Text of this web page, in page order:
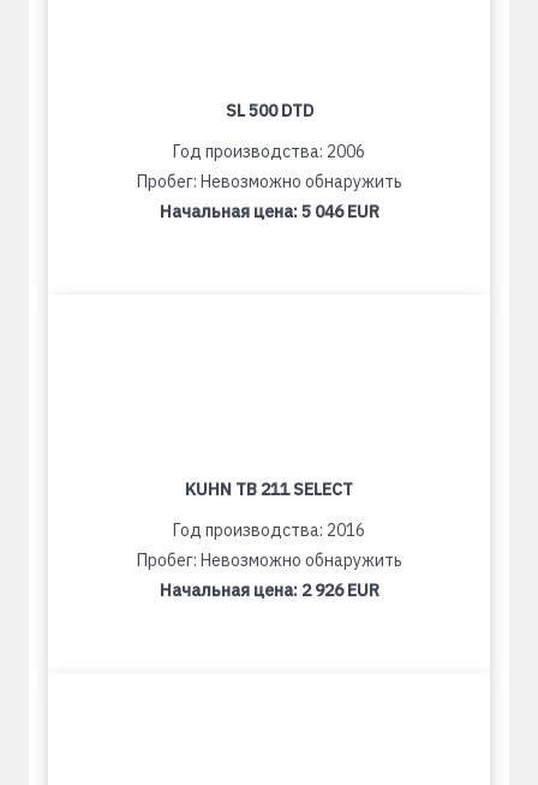
SL 500 DTD
Год производства: 2006
Пробег: Невозможно обнаружить
Начальная цена:5 046 EUR
KUHN TB 211 SELECT
Год производства: 2016
Пробег: Невозможно обнаружить
Начальная цена: 2 926 EUR